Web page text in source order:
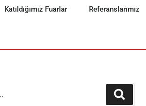
Katıldığımız Fuarlar Referanslarımız